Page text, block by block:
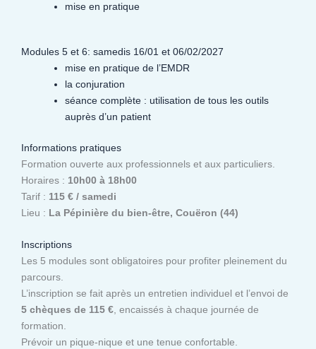
mise en pratique
Modules 5 et 6: samedis 16/01 et 06/02/2027
mise en pratique de l’EMDR
la conjuration
séance complète : utilisation de tous les outils
auprès d’un patient
Informations pratiques
Formation ouverte aux professionnels et aux particuliers.
Horaires : 10h00 à 18h00
Tarif : 115 € / samedi
Lieu : La Pépinière du bien-être, Couëron (44)
Inscriptions
Les 5 modules sont obligatoires pour profiter pleinement du
parcours.
L’inscription se fait après un entretien individuel et l’envoi de
5 chèques de 115 €, encaissés à chaque journée de
formation.
Prévoir un pique-nique et une tenue confortable.